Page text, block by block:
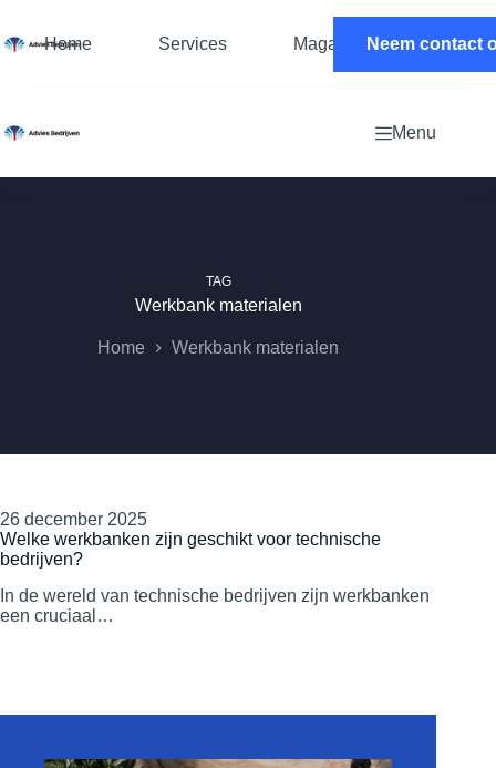
de
Home Services MagazineNeem contact
Menu
TAG
Werkbank materialen
Home Werkbank materialen
26 december 2025
Welke werkbanken zijn geschikt voor technische
bedrijven?
In de wereld van technische bedrijven zijn werkbanken
een cruciaal…